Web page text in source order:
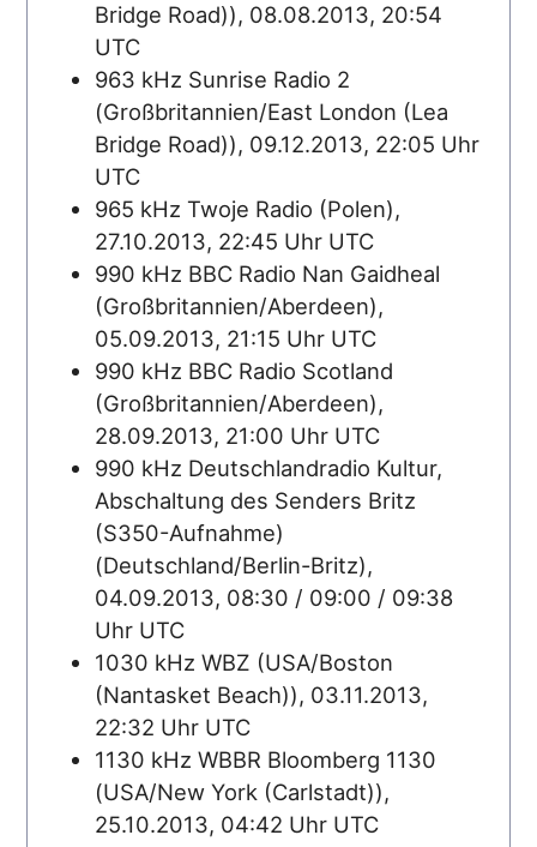
Bridge Road)), 08.08.2013, 20:54
UTC
963 kHz Sunrise Radio 2
(Großbritannien/East London (Lea
Bridge Road)), 09.12.2013, 22:05 Uhr
UTC
965 kHz Twoje Radio (Polen),
27.10.2013, 22:45 Uhr UTC
990 kHz BBC Radio Nan Gaidheal
(Großbritannien/Aberdeen),
05.09.2013, 21:15 Uhr UTC
990 kHz BBC Radio Scotland
(Großbritannien/Aberdeen),
28.09.2013, 21:00 Uhr UTC
990 kHz Deutschlandradio Kultur,
Abschaltung des Senders Britz
(S350-Aufnahme)
(Deutschland/Berlin-Britz),
04.09.2013, 08:30 / 09:00 / 09:38
Uhr UTC
1030 kHz WBZ (USA/Boston
(Nantasket Beach)), 03.11.2013,
22:32 Uhr UTC
1130 kHz WBBR Bloomberg 1130
(USA/New York (Carlstadt)),
25.10.2013, 04:42 Uhr UTC